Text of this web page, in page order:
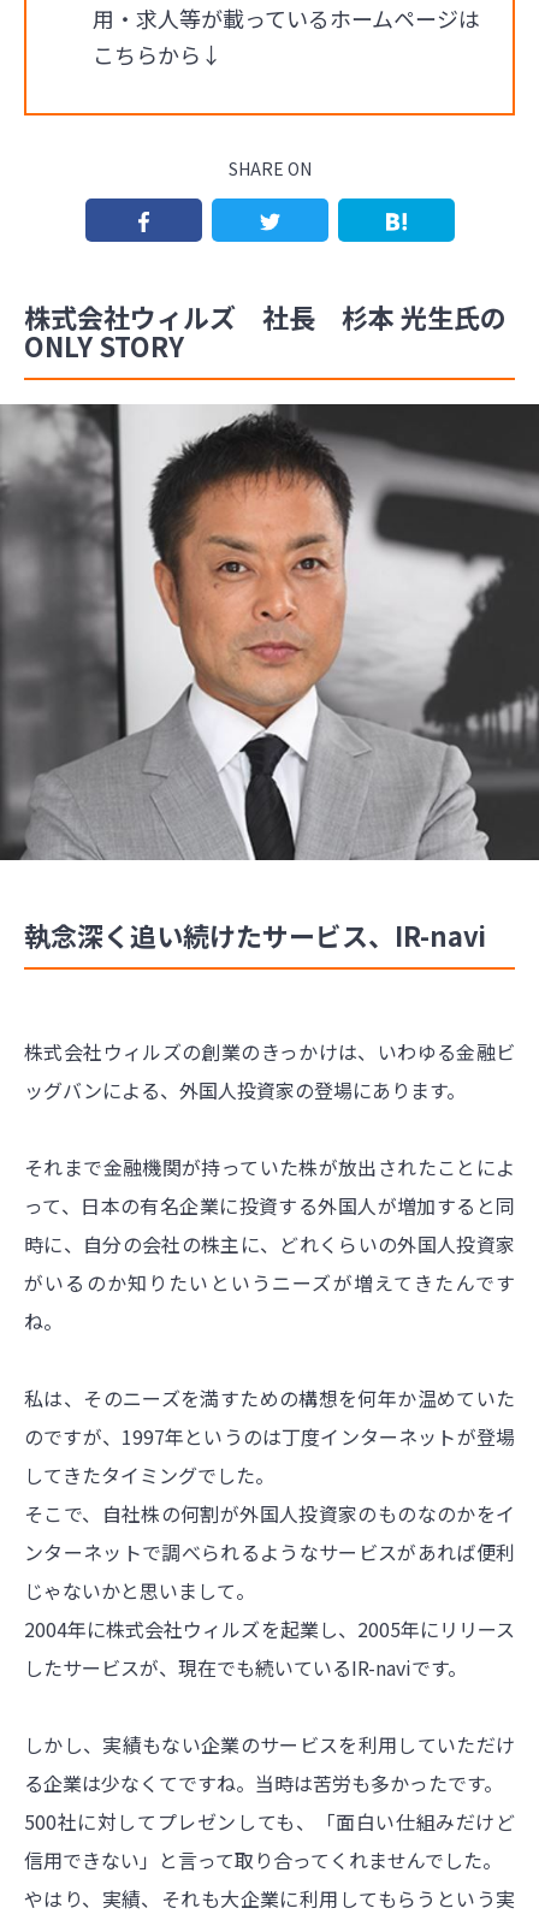
用・求人等が載っているホームページは
こちらから↓
SHARE ON
株式会社ウィルズ 社長 杉本 光生氏の
ONLY STORY
執念深く追い続けたサービス、IR-navi
株式会社ウィルズの創業のきっかけは、いわゆる金融ビ
ッグバンによる、外国人投資家の登場にあります。
それまで金融機関が持っていた株が放出されたことによ
って、日本の有名企業に投資する外国人が増加すると同
時に、自分の会社の株主に、どれくらいの外国人投資家
がいるのか知りたいというニーズが増えてきたんです
ね。
私は、そのニーズを満すための構想を何年か温めていた
のですが、1997年というのは丁度インターネットが登場
してきたタイミングでした。
そこで、自社株の何割が外国人投資家のものなのかをイ
ンターネットで調べられるようなサービスがあれば便利
じゃないかと思いまして。
2004年に株式会社ウィルズを起業し、2005年にリリース
したサービスが、現在でも続いているIR-naviです。
しかし、実績もない企業のサービスを利用していただけ
る企業は少なくてですね。当時は苦労も多かったです。
500社に対してプレゼンしても、「面白い仕組みだけど
信用できない」と言って取り合ってくれませんでした。
やはり、実績、それも大企業に利用してもらうという実